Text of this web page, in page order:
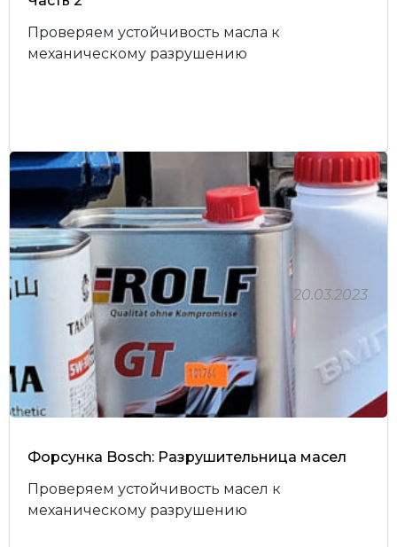
Проверяем устойчивость масла к
механическому разрушению
Форсунка Bosch: Разрушительница масел
Проверяем устойчивость масел к
механическому разрушению
20.03.2023